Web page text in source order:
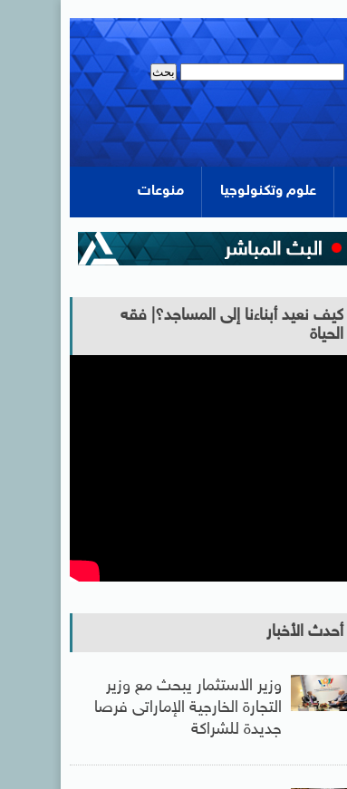
علوم وتكنولوجيا منوعات
كيف نعيد أبناءنا إلى المساجد؟| فقه
الحياة
أحدث الأخبار
وزير الاستثمار يبحث مع وزير
التجارة الخارجية الإماراتى فرصا
جديدة للشراكة